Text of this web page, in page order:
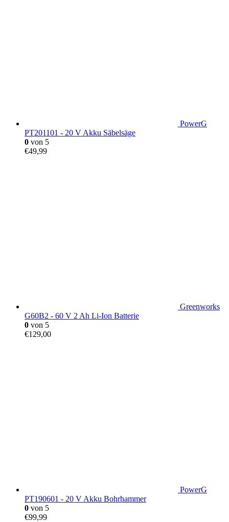
PowerG
PT201101 - 20 V Akku Säbelsäge
0 von 5
€49,99
Greenworks
G60B2 - 60 V 2 Ah Li-Ion Batterie
0 von 5
€129,00
PowerG
PT190601 - 20 V Akku Bohrhammer
0 von 5
€99,99